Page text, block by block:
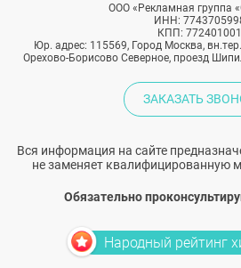
ООО «Рекламная группа
ИНН:
КПП: 772401001
Юр. адрес: 115569, Город Москва,
Орехово-Борисово Северное, проезд
ЗАКАЗАТЬ
Вся информация на сайте
не заменяет квалифицированную
Обязательно
Народный рейтинг